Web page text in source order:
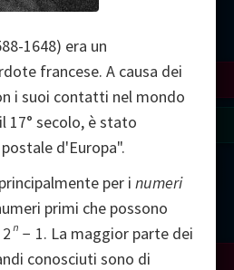
Tao
Perelman
1648) era un
francese. A causa dei
i suoi contatti nel mondo
17° secolo, è stato
d'Europa".
per i numeri
primi che possono
2 n − 1. La maggior parte dei
conosciuti sono di